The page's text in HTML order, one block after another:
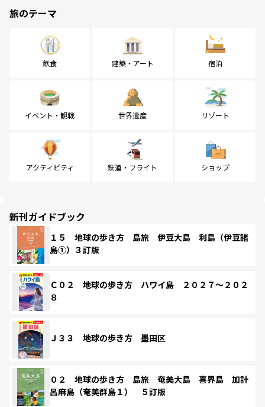
旅のテーマ
飲食 建築・アート 宿泊
イベント・観戦 世界遺産 リゾート
アクティビティ 鉄道・フライト ショップ
新刊ガイドブック
１５ 地球の歩き方 島旅 伊豆大島 利島（伊豆諸
島①）３訂版
Ｃ０２ 地球の歩き方 ハワイ島 ２０２７～２０２
８
Ｊ３３ 地球の歩き方 墨田区
０２ 地球の歩き方 島旅 奄美大島 喜界島 加計
呂麻島（奄美群島１） ５訂版